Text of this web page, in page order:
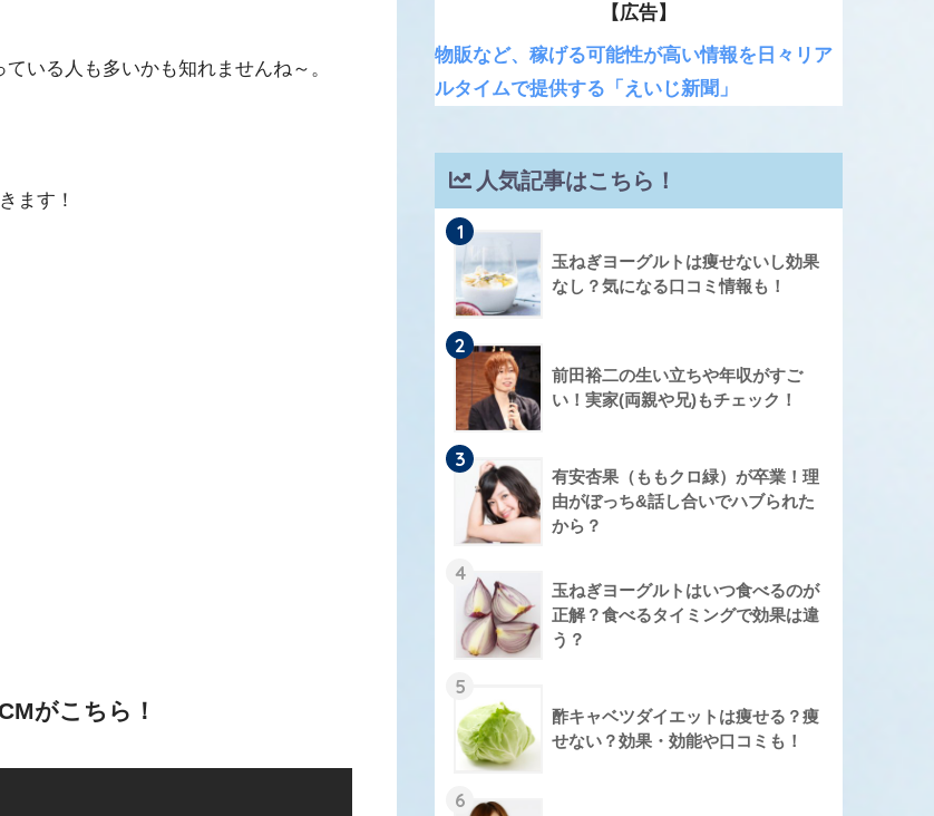
いる人も多いかも知れませんね～。
ます！
がこちら！
【広告】
物販など、稼げる可能性が高い情報を日々リア
ルタイムで提供する「えいじ新聞」
人気記事はこちら！
1
玉ねぎヨーグルトは痩せないし効果
なし？気になる口コミ情報も！
2
前田裕二の生い立ちや年収がすご
い！実家(両親や兄)もチェック！
3
有安杏果（ももクロ緑）が卒業！理
由がぼっち&話し合いでハブられた
から？
4
玉ねぎヨーグルトはいつ食べるのが
正解？食べるタイミングで効果は違
う？
5
酢キャベツダイエットは痩せる？痩
せない？効果・効能や口コミも！
6